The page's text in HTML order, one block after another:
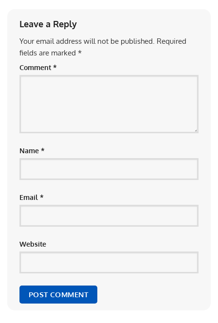
Leave a Reply
Your email address will not be published. Required
fields are marked *
Comment *
Name *
Email *
Website